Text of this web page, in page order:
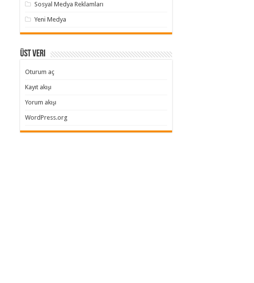
Sosyal Medya Reklamları
Yeni Medya
Üst veri
Oturum aç
Kayıt akışı
Yorum akışı
WordPress.org